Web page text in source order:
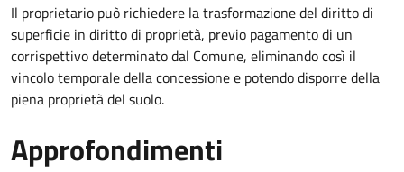
Il proprietario può richiedere la trasformazione del diritto di
superficie in diritto di proprietà, previo pagamento di un
corrispettivo determinato dal Comune, eliminando così il
vincolo temporale della concessione e potendo disporre della
piena proprietà del suolo.
Approfondimenti